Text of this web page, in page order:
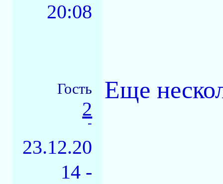
20:08
Гость
2
-
23.12.20
14 -
Еще